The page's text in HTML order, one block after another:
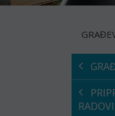
RADOVI